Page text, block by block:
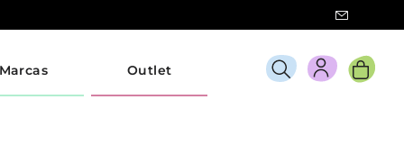
Outlet